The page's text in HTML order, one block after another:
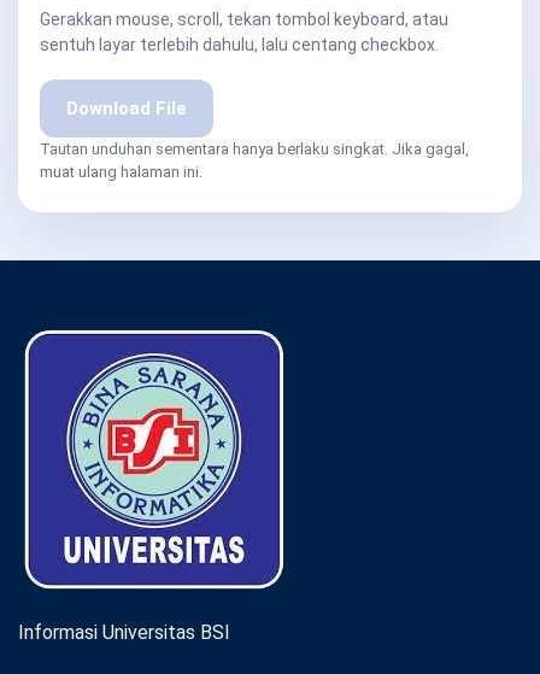
Gerakkan mouse, scroll, tekan tombol keyboard, atau
sentuh layar terlebih dahulu, lalu centang checkbox.
Download File
Tautan unduhan sementara hanya berlaku singkat. Jika gagal,
muat ulang halaman ini.
Informasi Universitas BSI